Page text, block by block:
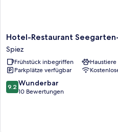
Hotel-
Restaurant
Seegarten-
Marina
Spiez
Hotel-Restaurant
Spiez
Frühstück inbegriffen
Parkplätze verfügbar
9.2
von
9.2 Wunderbar
10 Bewertungen